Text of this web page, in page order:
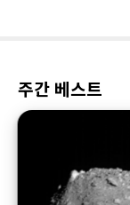
주간 베스트